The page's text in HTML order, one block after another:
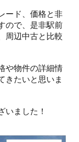
ード、価格と非
ので、是非駅前
周辺中古と比較
や物件の詳細情
きたいと思いま
いました！